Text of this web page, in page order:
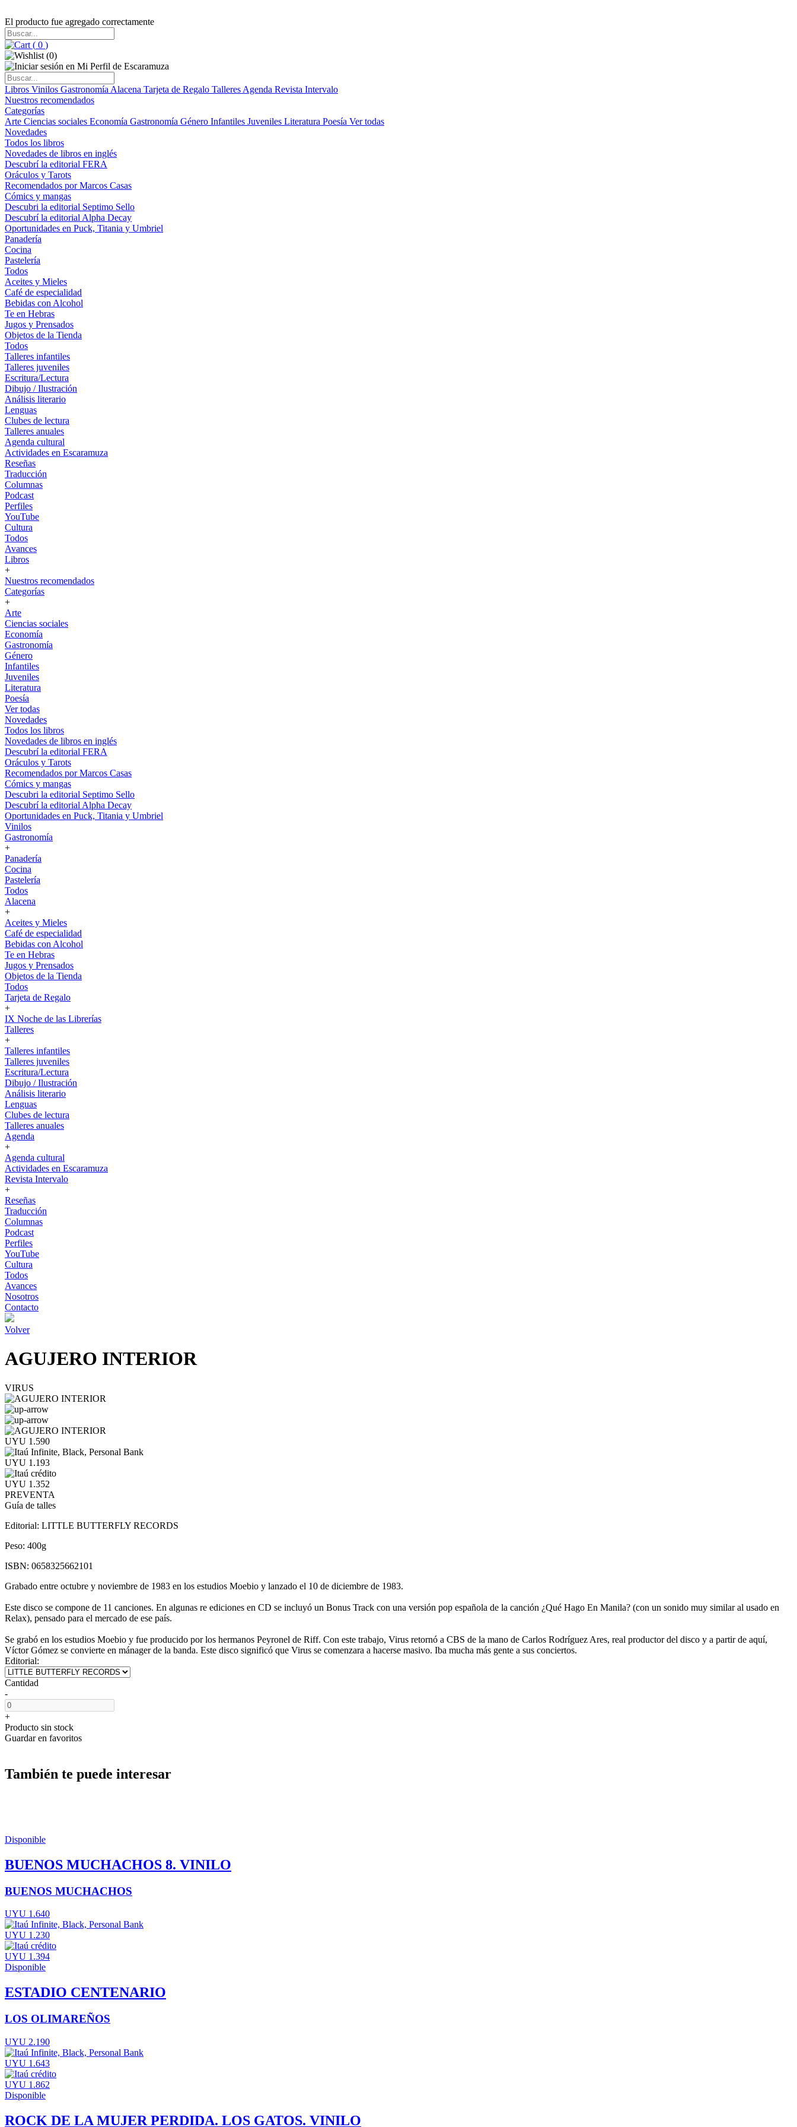
El producto fue agregado correctamente
( 0 )
(0)
Libros Vinilos Gastronomía Alacena Tarjeta de Regalo Talleres Agenda Revista Intervalo
Nuestros recomendados
Categorías
Arte Ciencias sociales Economía Gastronomía Género Infantiles Juveniles Literatura Poesía Ver todas
Novedades
Todos los libros
Novedades de libros en inglés
Descubrí la editorial FERA
Oráculos y Tarots
Recomendados por Marcos Casas
Cómics y mangas
Descubri la editorial Septimo Sello
Descubrí la editorial Alpha Decay
Oportunidades en Puck, Titania y Umbriel
Panadería
Cocina
Pastelería
Todos
Aceites y Mieles
Café de especialidad
Bebidas con Alcohol
Te en Hebras
Jugos y Prensados
Objetos de la Tienda
Todos
Talleres infantiles
Talleres juveniles
Escritura/Lectura
Dibujo / Ilustración
Análisis literario
Lenguas
Clubes de lectura
Talleres anuales
Agenda cultural
Actividades en Escaramuza
Reseñas
Traducción
Columnas
Podcast
Perfiles
YouTube
Cultura
Todos
Avances
Libros
+
Nuestros recomendados
Categorías
+
Arte
Ciencias sociales
Economía
Gastronomía
Género
Infantiles
Juveniles
Literatura
Poesía
Ver todas
Novedades
Todos los libros
Novedades de libros en inglés
Descubrí la editorial FERA
Oráculos y Tarots
Recomendados por Marcos Casas
Cómics y mangas
Descubri la editorial Septimo Sello
Descubrí la editorial Alpha Decay
Oportunidades en Puck, Titania y Umbriel
Vinilos
Gastronomía
+
Panadería
Cocina
Pastelería
Todos
Alacena
+
Aceites y Mieles
Café de especialidad
Bebidas con Alcohol
Te en Hebras
Jugos y Prensados
Objetos de la Tienda
Todos
Tarjeta de Regalo
+
IX Noche de las Librerías
Talleres
+
Talleres infantiles
Talleres juveniles
Escritura/Lectura
Dibujo / Ilustración
Análisis literario
Lenguas
Clubes de lectura
Talleres anuales
Agenda
+
Agenda cultural
Actividades en Escaramuza
Revista Intervalo
+
Reseñas
Traducción
Columnas
Podcast
Perfiles
YouTube
Cultura
Todos
Avances
Nosotros
Contacto
Volver
AGUJERO INTERIOR
VIRUS
UYU 1.590
UYU 1.193
UYU 1.352
PREVENTA
Guía de talles
Editorial: LITTLE BUTTERFLY RECORDS
Peso: 400g
ISBN: 0658325662101
Grabado entre octubre y noviembre de 1983 en los estudios Moebio y lanzado el 10 de diciembre de 1983.
Este disco se compone de 11 canciones. En algunas re ediciones en CD se incluyó un Bonus Track con una versión pop española de la canción ¿Qué Hago En Manila? (con un sonido muy similar al usado en
Relax), pensado para el mercado de ese país.
Se grabó en los estudios Moebio y fue producido por los hermanos Peyronel de Riff. Con este trabajo, Virus retornó a CBS de la mano de Carlos Rodríguez Ares, real productor del disco y a partir de aquí,
Víctor Gómez se convierte en mánager de la banda. Este disco significó que Virus se comenzara a hacerse masivo. Iba mucha más gente a sus conciertos.
Editorial:
Cantidad
-
+
Producto sin stock
Guardar en favoritos
También te puede interesar
Disponible
BUENOS MUCHACHOS 8. VINILO
BUENOS MUCHACHOS
UYU 1.640
UYU 1.230
UYU 1.394
Disponible
ESTADIO CENTENARIO
LOS OLIMAREÑOS
UYU 2.190
UYU 1.643
UYU 1.862
Disponible
ROCK DE LA MUJER PERDIDA. LOS GATOS. VINILO